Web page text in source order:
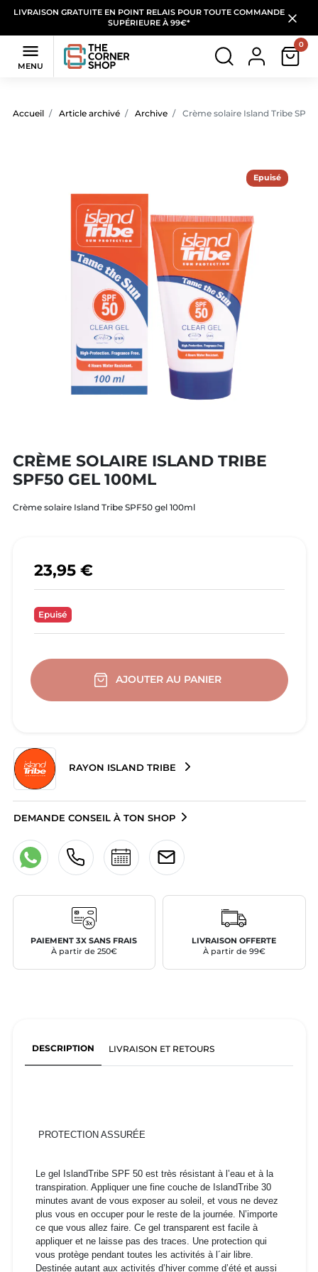
LIVRAISON GRATUITE EN POINT RELAIS POUR TOUTE COMMANDE
SUPÉRIEURE À 99€*

MENU
0
Accueil Article archivé Archive Crème solaire Island Tribe
Epuisé
CRÈME SOLAIRE ISLAND TRIBE
SPF50 GEL 100ML
Crème solaire Island Tribe SPF50 gel 100ml
23,95 €
Epuisé
AJOUTER AU PANIER
RAYON ISLAND TRIBE
DEMANDE CONSEIL À TON SHOP
PAIEMENT 3X SANS FRAIS
À partir de 250€
LIVRAISON OFFERTE
À partir de 99€
DESCRIPTION LIVRAISON ET RETOURS
PROTECTION ASSURÉE
Le gel IslandTribe SPF 50 est très résistant à l’eau et à la
transpiration. Appliquer une fine couche de IslandTribe 30
minutes avant de vous exposer au soleil, et vous ne devez
plus vous en occuper pour le reste de la journée. N’importe
ce que vous allez faire. Ce gel transparent est facile à
appliquer et ne laisse pas des traces. Une protection qui
vous protège pendant toutes les activités à l´air libre.
Destinée autant aux activités d’hiver comme d’été et aussi